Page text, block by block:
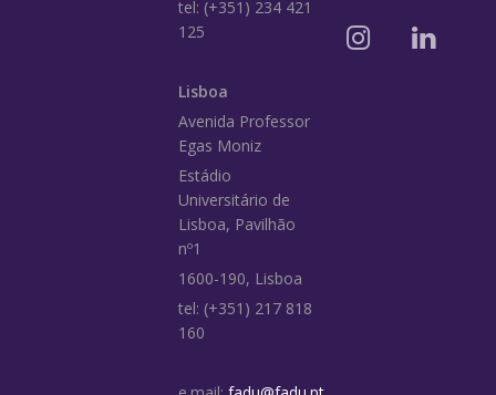
tel: (+351) 234 421
125
Lisboa
Avenida Professor
Egas Moniz
Estádio
Universitário de
Lisboa, Pavilhão
nº1
1600-190, Lisboa
tel: (+351) 217 818
160